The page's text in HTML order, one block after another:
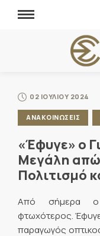
02 ΙΟΥΛΙΟΥ 2024
ΑΝΑΚΟΙΝΩΣΕΙΣ
«Έφυγε» ο
Μεγάλη
Πολιτισμό
Από σήμερα ο
φτωχότερος.
παραγωγός